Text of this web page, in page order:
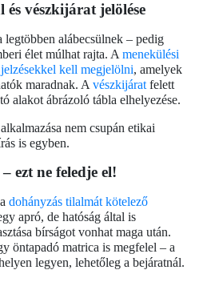
vészkijárat jelölése
legtöbben alábecsülnek – pedig
élet múlhat rajta. A menekülési
kell megjelölni, amelyek
maradnak. A vészkijárat felett
alakot ábrázoló tábla elhelyezése.
nem csupán etikai
is egyben.
ezt ne feledje el!
dohányzás tilalmát kötelező
apró, de hatóság által is
bírságot vonhat maga után.
öntapadó matrica is megfelel – a
legyen, lehetőleg a bejáratnál.